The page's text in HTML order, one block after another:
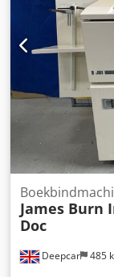
mogelijk na
Deepcar 485
James Burn
Doc